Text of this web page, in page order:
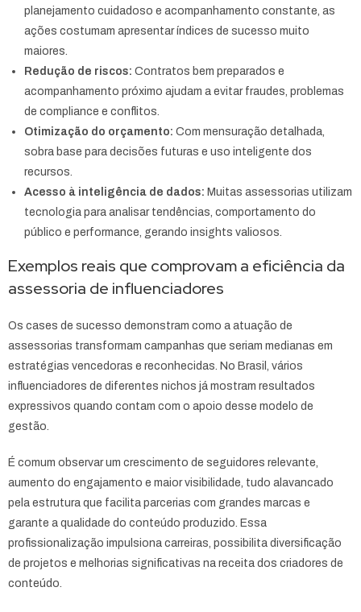
planejamento cuidadoso e acompanhamento constante, as
ações costumam apresentar índices de sucesso muito
maiores.
Redução de riscos: Contratos bem preparados e
acompanhamento próximo ajudam a evitar fraudes, problemas
de compliance e conflitos.
Otimização do orçamento: Com mensuração detalhada,
sobra base para decisões futuras e uso inteligente dos
recursos.
Acesso à inteligência de dados: Muitas assessorias utilizam
tecnologia para analisar tendências, comportamento do
público e performance, gerando insights valiosos.
Exemplos reais que comprovam a eficiência da
assessoria de influenciadores
Os cases de sucesso demonstram como a atuação de
assessorias transformam campanhas que seriam medianas em
estratégias vencedoras e reconhecidas. No Brasil, vários
influenciadores de diferentes nichos já mostram resultados
expressivos quando contam com o apoio desse modelo de
gestão.
É comum observar um crescimento de seguidores relevante,
aumento do engajamento e maior visibilidade, tudo alavancado
pela estrutura que facilita parcerias com grandes marcas e
garante a qualidade do conteúdo produzido. Essa
profissionalização impulsiona carreiras, possibilita diversificação
de projetos e melhorias significativas na receita dos criadores de
conteúdo.